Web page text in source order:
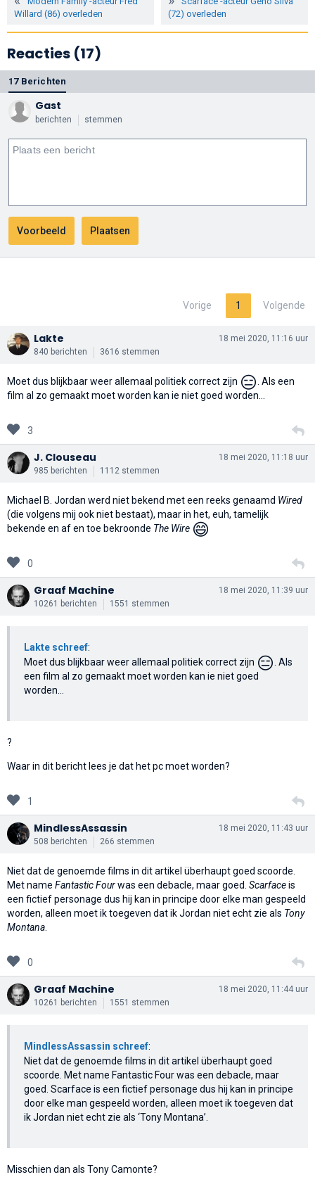
Willard (86) overleden
(72) overleden
Reacties (17)
17 Berichten
Gast
berichten stemmen
Vorige 1 Volgende
Lakte
840 berichten 3616 stemmen
18 mei 2020, 11:16 uur
Moet dus blijkbaar weer allemaal politiek correct zijn 😑 . Als een
film al zo gemaakt moet worden kan ie niet goed worden...
3
J. Clouseau
985 berichten 1112 stemmen
18 mei 2020, 11:18 uur
Michael B. Jordan werd niet bekend met een reeks genaamd Wired
(die volgens mij ook niet bestaat), maar in het, euh, tamelijk
bekende en af en toe bekroonde The Wire 😄
0
Graaf Machine
10261 berichten 1551 stemmen
18 mei 2020, 11:39 uur
Lakte schreef:
Moet dus blijkbaar weer allemaal politiek correct zijn 😑 . Als
een film al zo gemaakt moet worden kan ie niet goed
worden...
?
Waar in dit bericht lees je dat het pc moet worden?
1
MindlessAssassin
508 berichten 266 stemmen
18 mei 2020, 11:43 uur
Niet dat de genoemde films in dit artikel überhaupt goed scoorde.
Met name Fantastic Fourwas een debacle, maar goed. Scarfaceis
een fictief personage dus hij kan in principe door elke man gespeeld
worden, alleen moet ik toegeven dat ik Jordan niet echt zie als Tony
Montana
0
Graaf Machine
10261 berichten 1551 stemmen
18 mei 2020, 11:44 uur
MindlessAssassin schreef:
Niet dat de genoemde films in dit artikel überhaupt goed
scoorde. Met name Fantastic Four was een debacle, maar
goed. Scarface is een fictief personage dus hij kan in principe
door elke man gespeeld worden, alleen moet ik toegeven dat
ik Jordan niet echt zie als ‘Tony Montana’.
Misschien dan als Tony Camonte?